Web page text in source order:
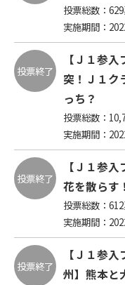
投票総数： 629
実施期間：
投票終了
【Ｊ１参
突！Ｊ１ク
っち？
投票総数：
実施期間：
投票終了
【Ｊ１参
花を散らす
投票総数： 612
実施期間：
投票終了
【Ｊ１参
州】熊本と